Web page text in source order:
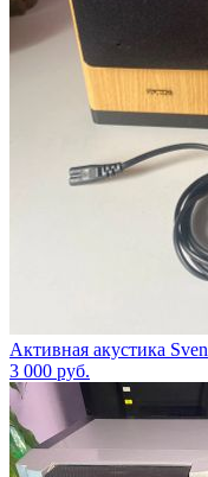
Активная акустика Sven
3 000 руб.